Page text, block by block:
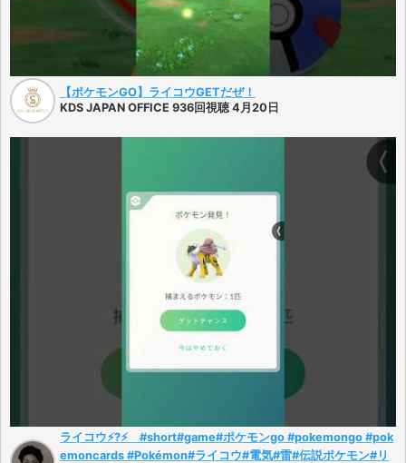
【ポケモンGO】ライコウGETだぜ！
KDS JAPAN OFFICE 936回視聴 4月20日
ライコウ⚡️?⚡️ #short#game#ポケモンgo #pokemongo #pok
emoncards #Pokémon#ライコウ#電気#雷#伝説ポケモン#リ